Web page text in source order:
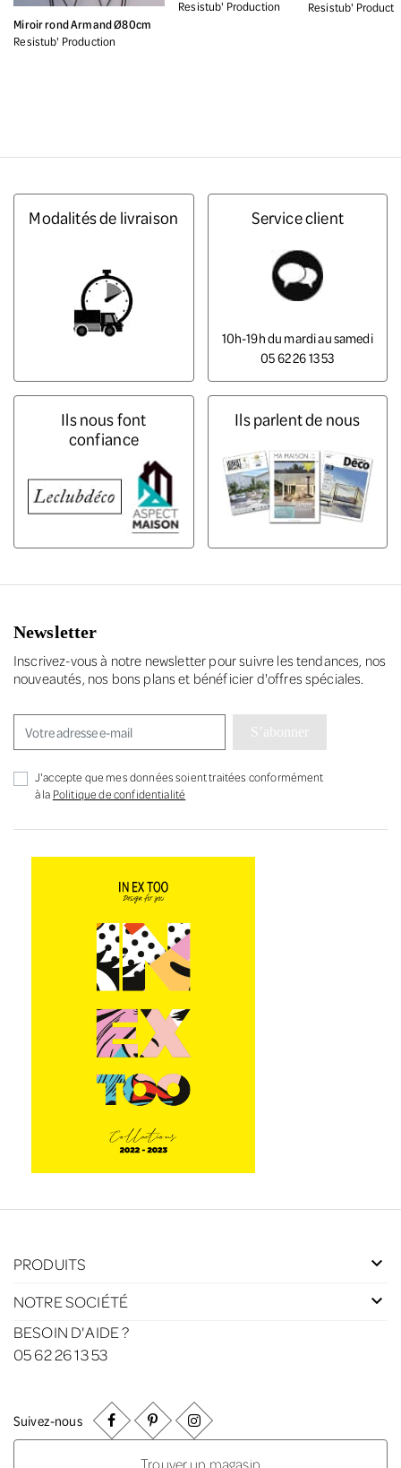
Miroir rond Armand Ø80cm
Resistub' Production
Resistub' Production
Resistub'
Modalités de livraison Service client
10h-19h du mardi au samedi
05 62 26 13 53
Ils nous font
confiance
Ils parlent de nous
Newsletter
Inscrivez-vous à notre newsletter pour suivre les tendances, nos
nouveautés, nos bons plans et bénéficier d'offres spéciales.
S’abonner
J'accepte que mes données soient traitées conformément
à la Politique de confidentialité
PRODUITS
NOTRE SOCIÉTÉ
BESOIN D'AIDE ?
05 62 26 13 53
Suivez-nous